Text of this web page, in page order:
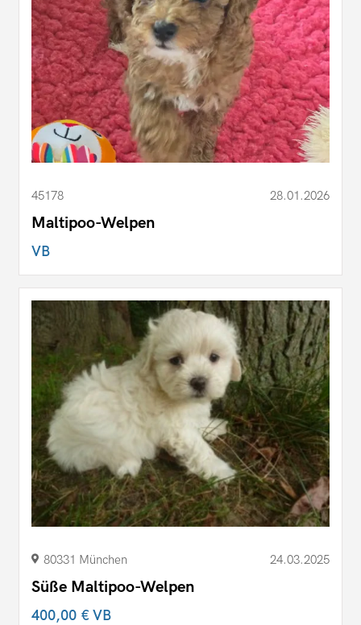
45178 28.01.2026
Maltipoo-Welpen
VB
80331 München 24.03.2025
Süße Maltipoo-Welpen
400,00 €VB